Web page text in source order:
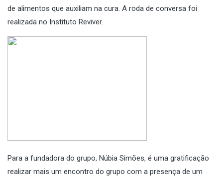
de alimentos que auxiliam na cura. A roda de conversa foi
realizada no Instituto Reviver.
Para a fundadora do grupo, Núbia Simões, é uma gratificação
realizar mais um encontro do grupo com a presença de um